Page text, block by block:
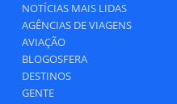
NOTÍCIAS MAIS LIDAS
AGÊNCIAS DE VIAGENS
AVIAÇÃO
BLOGOSFERA
DESTINOS
GENTE